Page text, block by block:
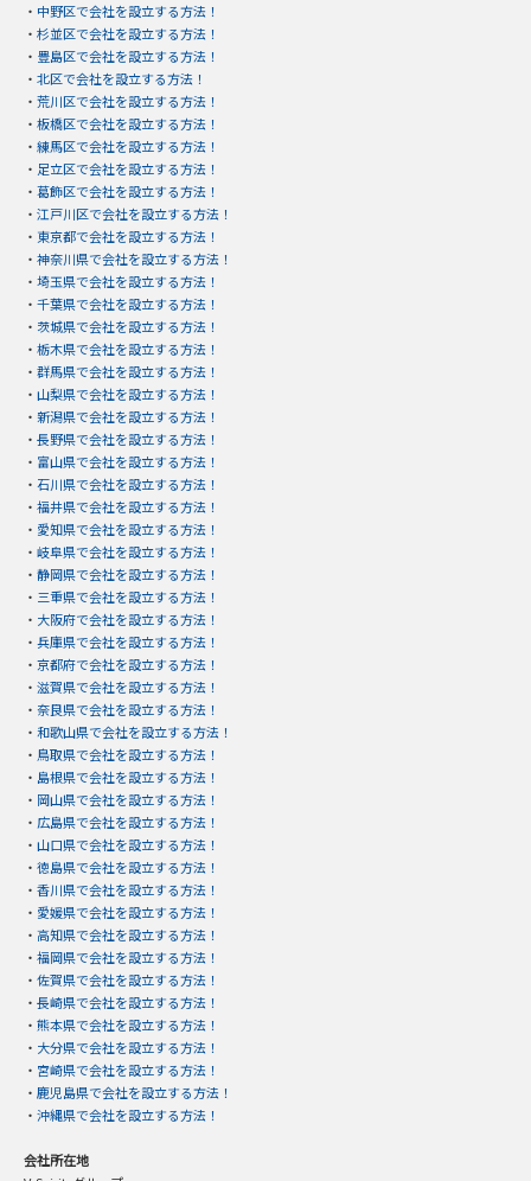
・ 中野区で会社を設立する方法！
・ 杉並区で会社を設立する方法！
・ 豊島区で会社を設立する方法！
・ 北区で会社を設立する方法！
・ 荒川区で会社を設立する方法！
・ 板橋区で会社を設立する方法！
・ 練馬区で会社を設立する方法！
・ 足立区で会社を設立する方法！
・ 葛飾区で会社を設立する方法！
・ 江戸川区で会社を設立する方法！
・ 東京都で会社を設立する方法！
・ 神奈川県で会社を設立する方法！
・ 埼玉県で会社を設立する方法！
・ 千葉県で会社を設立する方法！
・ 茨城県で会社を設立する方法！
・ 栃木県で会社を設立する方法！
・ 群馬県で会社を設立する方法！
・ 山梨県で会社を設立する方法！
・ 新潟県で会社を設立する方法！
・ 長野県で会社を設立する方法！
・ 富山県で会社を設立する方法！
・ 石川県で会社を設立する方法！
・ 福井県で会社を設立する方法！
・ 愛知県で会社を設立する方法！
・ 岐阜県で会社を設立する方法！
・ 静岡県で会社を設立する方法！
・ 三重県で会社を設立する方法！
・ 大阪府で会社を設立する方法！
・ 兵庫県で会社を設立する方法！
・ 京都府で会社を設立する方法！
・ 滋賀県で会社を設立する方法！
・ 奈良県で会社を設立する方法！
・ 和歌山県で会社を設立する方法！
・ 鳥取県で会社を設立する方法！
・ 島根県で会社を設立する方法！
・ 岡山県で会社を設立する方法！
・ 広島県で会社を設立する方法！
・ 山口県で会社を設立する方法！
・ 徳島県で会社を設立する方法！
・ 香川県で会社を設立する方法！
・ 愛媛県で会社を設立する方法！
・ 高知県で会社を設立する方法！
・ 福岡県で会社を設立する方法！
・ 佐賀県で会社を設立する方法！
・ 長崎県で会社を設立する方法！
・ 熊本県で会社を設立する方法！
・ 大分県で会社を設立する方法！
・ 宮崎県で会社を設立する方法！
・ 鹿児島県で会社を設立する方法！
・ 沖縄県で会社を設立する方法！
会社所在地